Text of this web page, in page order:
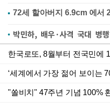
박민하, 배우·사격 국대 병